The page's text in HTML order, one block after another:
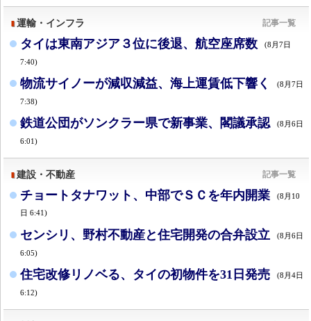
運輸・インフラ 記事一覧
タイは東南アジア３位に後退、航空座席数 (8月7日
7:40)
物流サイノーが減収減益、海上運賃低下響く (8月7日
7:38)
鉄道公団がソンクラー県で新事業、閣議承認 (8月6日
6:01)
建設・不動産 記事一覧
チョートタナワット、中部でＳＣを年内開業
(8月10
日 6:41)
センシリ、野村不動産と住宅開発の合弁設立 (8月6日
6:05)
住宅改修リノベる、タイの初物件を31日発売 (8月4日
6:12)